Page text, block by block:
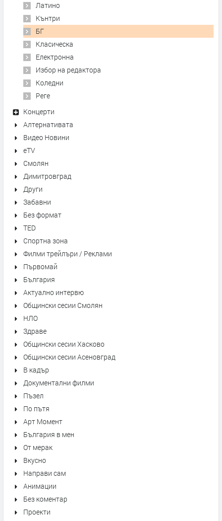
Латино
Кънтри
БГ
Класическа
Електронна
Избор на редактора
Коледни
Реге
Концерти
Алтернативата
Видео Новини
eTV
Смолян
Димитровград
Други
Забавни
Без формат
TED
Спортна зона
Филми трейлъри / Реклами
Първомай
България
Актуално интервю
Общински сесии Смолян
НЛО
Здраве
Общински сесии Хасково
Общински сесии Асеновград
В кадър
Документални филми
Пъзел
По пътя
Арт Момент
България в мен
От мерак
Вкусно
Направи сам
Анимации
Без коментар
Проекти